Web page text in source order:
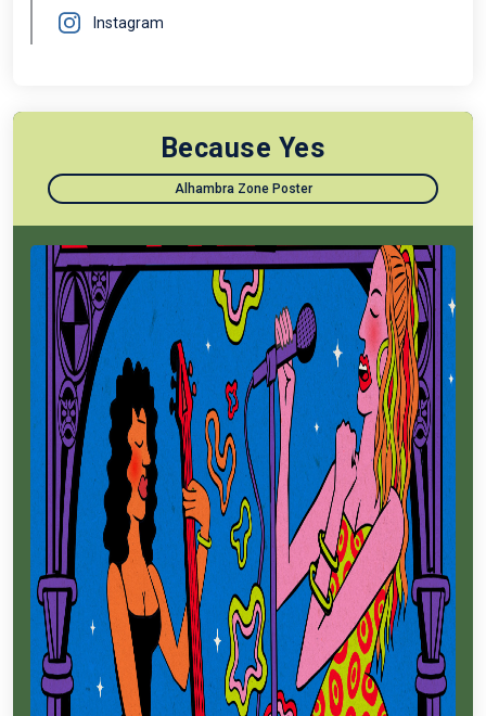
Instagram
Because Yes
Alhambra Zone Poster